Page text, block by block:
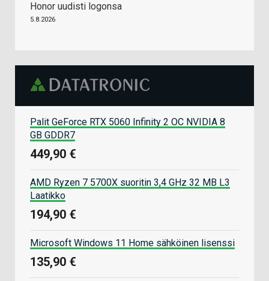
Honor uudisti logonsa
5.8.2026
Palit GeForce RTX 5060 Infinity 2 OC NVIDIA 8
GB GDDR7
449,90 €
AMD Ryzen 7 5700X suoritin 3,4 GHz 32 MB L3
Laatikko
194,90 €
Microsoft Windows 11 Home sähköinen lisenssi
135,90 €